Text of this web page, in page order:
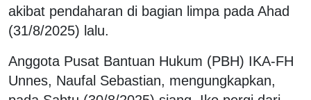
akibat pendaharan di bagian limpa pada Ahad
(31/8/2025) lalu.
Anggota Pusat Bantuan Hukum (PBH) IKA-FH
Unnes, Naufal Sebastian, mengungkapkan,